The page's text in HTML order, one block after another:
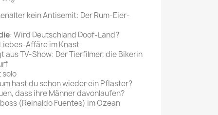
Mein schöner
selber machen
Selbst ist der
SONSTIGE
Sonstige
kein Antisemit: Der Rum-Eier-
: Wird Deutschland Doof-Land?
Affäre im Knast
aus TV-Show: Der Tierfilmer, die Bikerin
hast du schon wieder ein Pflaster?
dass ihre Männer davonlaufen?
(Reinaldo Fuentes) im Ozean